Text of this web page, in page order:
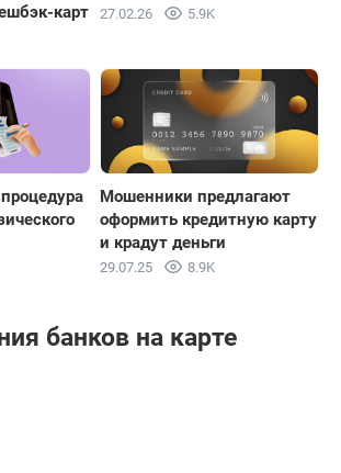
карт
27.02.26 5.9K
Мошенники предлагают
оформить кредитную карту
и крадут деньги
29.07.25 8.9K
банков на карте